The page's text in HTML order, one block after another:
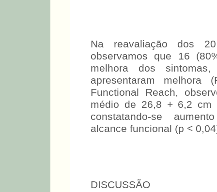
Na reavaliação dos
observamos que 16
melhora dos
apresentaram
Functional Reach,
médio de 26,8 + 6,2
constatando-se
alcance funcional (p <
DISCUSSÃO